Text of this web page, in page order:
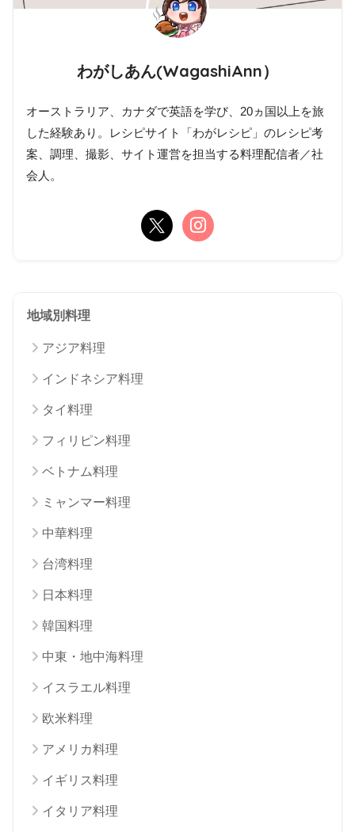
わがしあん(WagashiAnn）
オーストラリア、カナダで英語を学び、20ヵ国以上を旅
した経験あり。レシピサイト「わがレシピ」のレシピ考
案、調理、撮影、サイト運営を担当する料理配信者／社
会人。
地域別料理
アジア料理
インドネシア料理
タイ料理
フィリピン料理
ベトナム料理
ミャンマー料理
中華料理
台湾料理
日本料理
韓国料理
中東・地中海料理
イスラエル料理
欧米料理
アメリカ料理
イギリス料理
イタリア料理